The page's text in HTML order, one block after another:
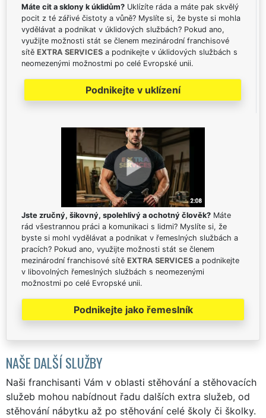
Máte cit a sklony k úklidům? Uklízíte ráda a máte pak skvělý
pocit z té zářivé čistoty a vůně? Myslíte si, že byste si mohla
vydělávat a podnikat v úklidových službách? Pokud ano,
využijte možnosti stát se členem mezinárodní franchisové
sítě EXTRA SERVICES a podnikejte v úklidových službách s
neomezenými možnostmi po celé Evropské unii.
Podnikejte v uklízení
Jste zručný, šikovný, spolehlivý a ochotný člověk? Máte
rád všestrannou práci a komunikaci s lidmi? Myslíte si, že
byste si mohl vydělávat a podnikat v řemeslných službách a
pracích? Pokud ano, využijte možnosti stát se členem
mezinárodní franchisové sítě EXTRA SERVICES a podnikejte
v libovolných řemeslných službách s neomezenými
možnostmi po celé Evropské unii.
Podnikejte jako řemeslník
NAŠE DALŠÍ SLUŽBY
Naši franchisanti Vám v oblasti stěhování a stěhovacích
služeb mohou nabídnout řadu dalších extra služeb, od
stěhování nábytku až po stěhování celé školy či školky.